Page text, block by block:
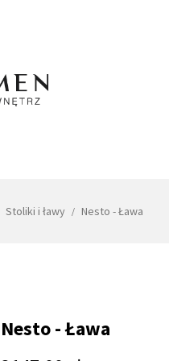
Stoliki i ławy Nesto - Ława
Nesto - Ława